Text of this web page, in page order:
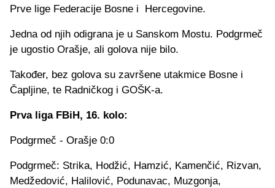
Prve lige Federacije Bosne i Hercegovine.
Jedna od njih odigrana je u Sanskom Mostu. Podgrmeč
je ugostio Orašje, ali golova nije bilo.
Također, bez golova su završene utakmice Bosne i
Čapljine, te Radničkog i GOŠK-a.
Prva liga FBiH, 16. kolo:
Podgrmeč - Orašje 0:0
Podgrmeč: Strika, Hodžić, Hamzić, Kamenčić, Rizvan,
Medžedović, Halilović, Podunavac, Muzgonja,